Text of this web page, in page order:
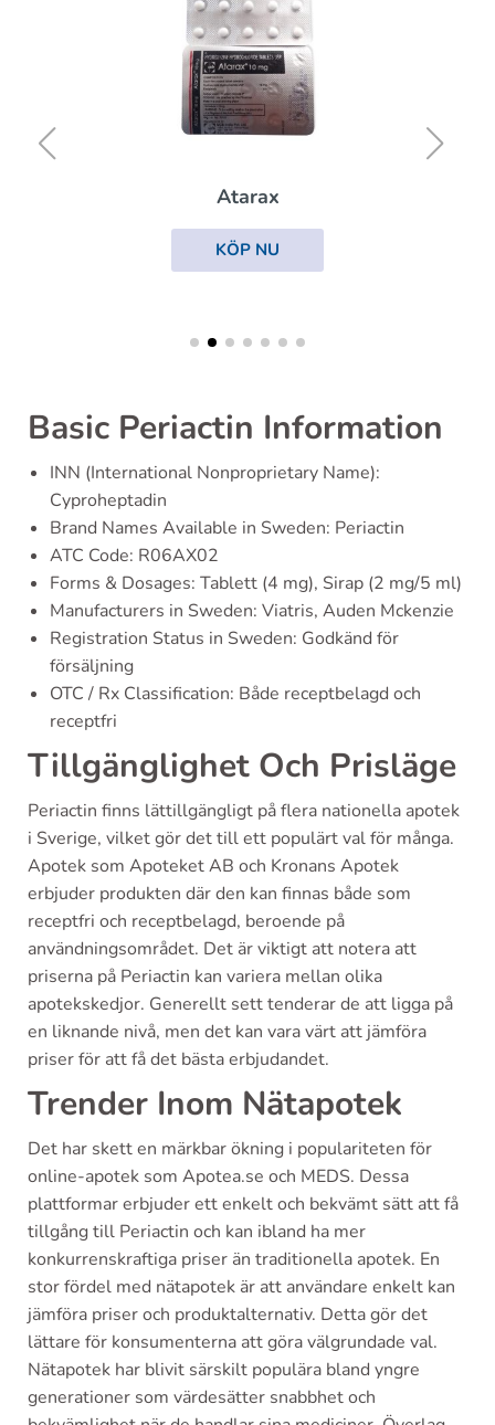
Atarax
KÖP NU
Basic Periactin Information
INN (International Nonproprietary Name):
Cyproheptadin
Brand Names Available in Sweden: Periactin
ATC Code: R06AX02
Forms & Dosages: Tablett (4 mg), Sirap (2 mg/5 ml)
Manufacturers in Sweden: Viatris, Auden Mckenzie
Registration Status in Sweden: Godkänd för
försäljning
OTC / Rx Classification: Både receptbelagd och
receptfri
Tillgänglighet Och Prisläge
Periactin finns lättillgängligt på flera nationella apotek
i Sverige, vilket gör det till ett populärt val för många.
Apotek som Apoteket AB och Kronans Apotek
erbjuder produkten där den kan finnas både som
receptfri och receptbelagd, beroende på
användningsområdet. Det är viktigt att notera att
priserna på Periactin kan variera mellan olika
apotekskedjor. Generellt sett tenderar de att ligga på
en liknande nivå, men det kan vara värt att jämföra
priser för att få det bästa erbjudandet.
Trender Inom Nätapotek
Det har skett en märkbar ökning i populariteten för
online-apotek som Apotea.se och MEDS. Dessa
plattformar erbjuder ett enkelt och bekvämt sätt att få
tillgång till Periactin och kan ibland ha mer
konkurrenskraftiga priser än traditionella apotek. En
stor fördel med nätapotek är att användare enkelt kan
jämföra priser och produktalternativ. Detta gör det
lättare för konsumenterna att göra välgrundade val.
Nätapotek har blivit särskilt populära bland yngre
generationer som värdesätter snabbhet och